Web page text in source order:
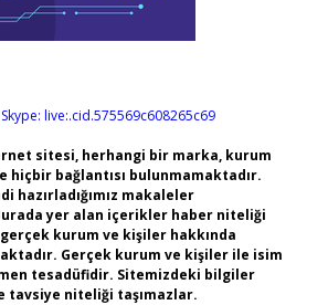
Skype: live:.cid.575569c608265c69
sitesi, herhangi bir marka, kurum
hiçbir bağlantısı bulunmamaktadır.
hazırladığımız makaleler
yer alan içerikler haber niteliği
kurum ve kişiler hakkında
Gerçek kurum ve kişiler ile isim
tesadüfidir. Sitemizdeki bilgiler
tavsiye niteliği taşımazlar.